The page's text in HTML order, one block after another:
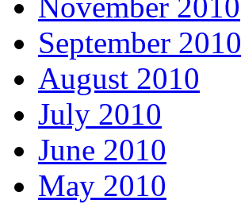
September 2010
August 2010
July 2010
June 2010
May 2010